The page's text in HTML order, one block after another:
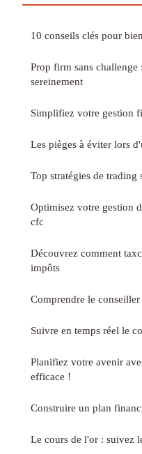
10 conseils clés pour
Prop firm sans
sereinement
Simplifiez votre gestion
Les pièges à éviter lors
Top stratégies de
Optimisez votre gestion
cfc
Découvrez comment
impôts
Comprendre le
Suivre en temps réel le
Planifiez votre avenir
efficace !
Construire un plan
Le cours de l'or : suivez